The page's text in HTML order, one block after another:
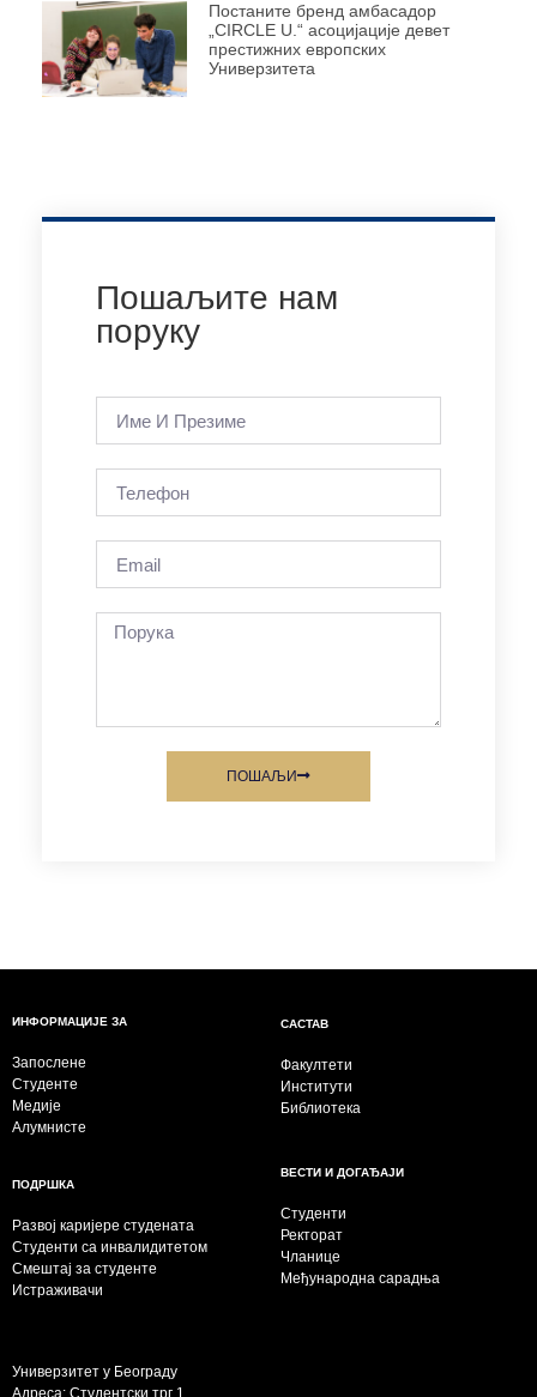
Постаните бренд амбасадор
„CIRCLE U.“ асоцијације девет
престижних европских
Универзитета
Пошаљите нам
поруку
ПОШАЉИ
ИНФОРМАЦИЈЕ ЗА
Запослене
Студенте
Медије
Алумнисте
САСТАВ
Факултети
Институти
Библиотека
ПОДРШКА
Развој каријере студената
Студенти са инвалидитетом
Смештај за студенте
Истраживачи
ВЕСТИ И ДОГАЂАЈИ
Студенти
Ректорат
Чланице
Међународна сарадња
Универзитет у Београду
Адреса: Студентски трг 1,